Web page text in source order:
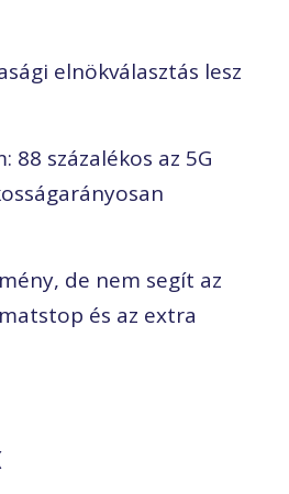
elnökválasztás lesz
88 százalékos az 5G
de nem segít az
és az extra